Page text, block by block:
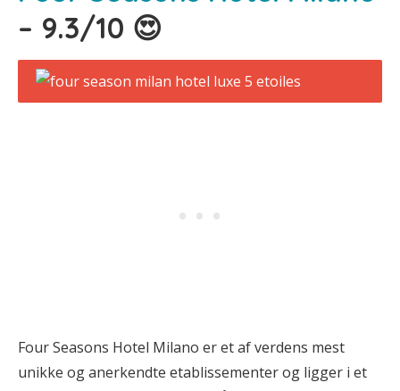
– 9.3/10 😍
Four Seasons Hotel Milano er et af verdens mest
unikke og anerkendte etablissementer og ligger i et